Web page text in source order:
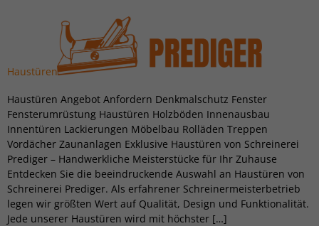
Haustüren
Haustüren Angebot Anfordern Denkmalschutz Fenster
Fensterumrüstung Haustüren Holzböden Innenausbau
Innentüren Lackierungen Möbelbau Rolläden Treppen
Vordächer Zaunanlagen Exklusive Haustüren von Schreinerei
Prediger – Handwerkliche Meisterstücke für Ihr Zuhause
Entdecken Sie die beeindruckende Auswahl an Haustüren von
Schreinerei Prediger. Als erfahrener Schreinermeisterbetrieb
legen wir größten Wert auf Qualität, Design und Funktionalität.
Jede unserer Haustüren wird mit höchster […]